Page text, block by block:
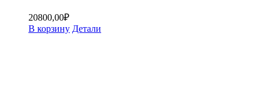
20800,00₽
В корзину Детали